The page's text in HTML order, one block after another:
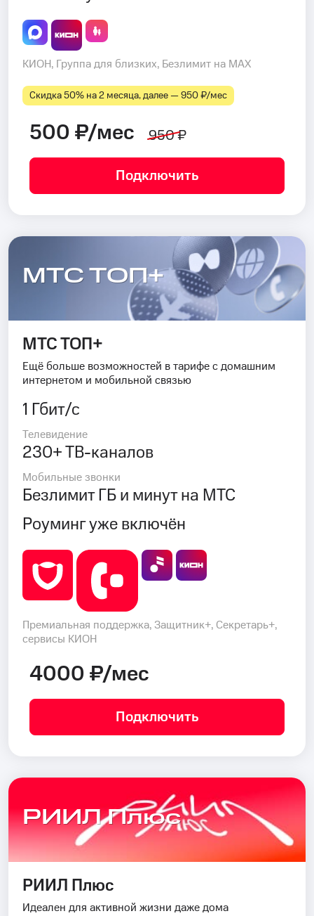
КИОН, Группа для близких, Безлимит на MAX
Скидка 50% на 2 месяца, далее — 950 ₽⁠/⁠мес
500 ₽/мес 950 ₽
Подключить
МТС ТОП+
МТС ТОП+
Ещё больше возможностей в тарифе с домашним
интернетом и мобильной связью
1 Гбит/с
Телевидение
230+ ТВ-каналов
Мобильные звонки
Безлимит ГБ и минут на МТС
Роуминг уже включён
Премиальная поддержка, Защитник+, Секретарь+,
сервисы КИОН
4000 ₽/мес
Подключить
РИИЛ Плюс
РИИЛ Плюс
Идеален для активной жизни даже дома